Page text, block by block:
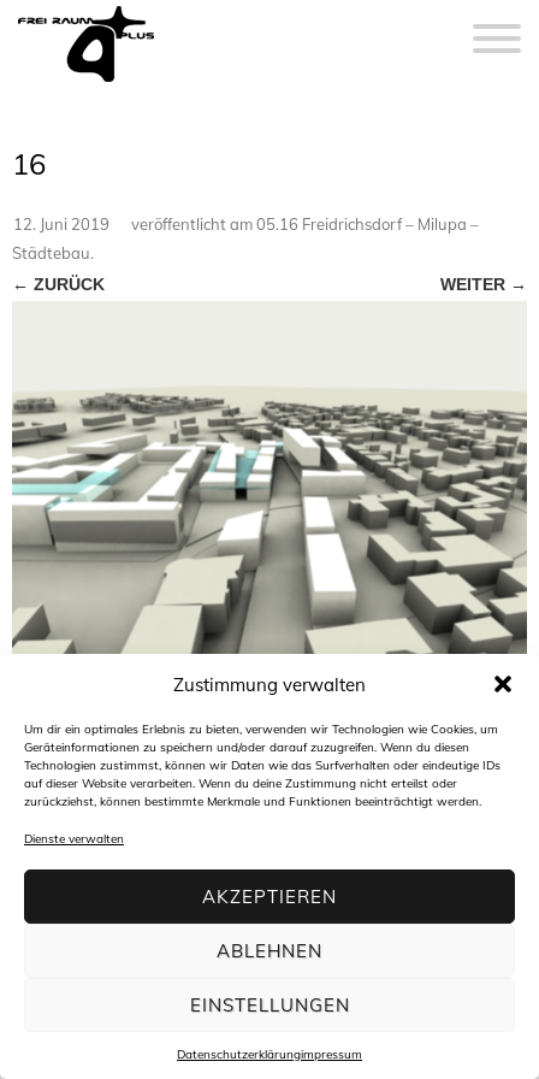
Zustimmung verwalten
Um dir ein optimales Erlebnis zu bieten, verwenden wir Technologien wie Cookies, um
Geräteinformationen zu speichern und/oder darauf zuzugreifen. Wenn du diesen
Technologien zustimmst, können wir Daten wie das Surfverhalten oder eindeutige IDs
auf dieser Website verarbeiten. Wenn du deine Zustimmung nicht erteilst oder
zurückziehst, können bestimmte Merkmale und Funktionen beeinträchtigt werden.
Dienste verwalten
AKZEPTIEREN
ABLEHNEN
EINSTELLUNGEN
Datenschutzerklärungimpressum
16
veröffentlicht
12. Juni 2019 am05.16 Freidrichsdorf – Milupa –
Städtebau.
← ZURÜCK
WEITER →
Hasengartenstraße 44
65189 Wiesbaden
t +49(0)611 94 58 45 30
f +49(0)611 94 58 45 34
minfo@freiraum4plus.de